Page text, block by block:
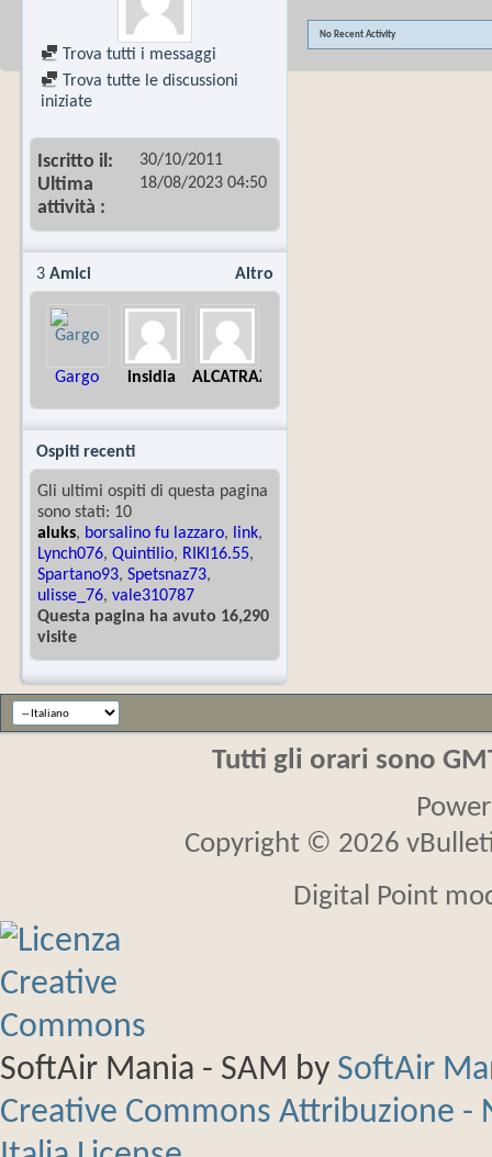
Trova tutti i messaggi
Trova tutte le discussioni
iniziate
Iscritto il 30/10/2011
Ultima
attività
18/08/2023 04:50
Altro
3 Amici
Gargo insidia ALCATRAZ99
Ospiti recenti
Gli ultimi ospiti di questa pagina
sono stati: 10
aluks, borsalino fu lazzaro, link,
Lynch076, Quintilio, RIKI16.55,
Spartano93, Spetsnaz73,
ulisse_76, vale310787
Questa pagina ha avuto 16,290
visite
No Recent Activity
Tutti gli orari sono
Copyright © 2026
Digital Point
SoftAir Mania - SAM by SoftAir
Creative Commons Attribuzione